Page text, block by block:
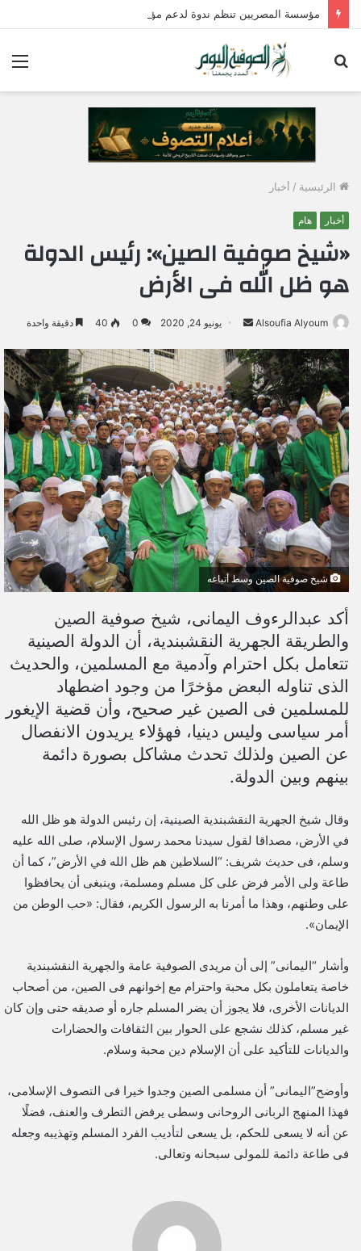
الرئيسية / أخبار
أخبار هام
«شيخ صوفية الصين»: رئيس الدولة
هو ظل الله فى الأرض
Alsoufia Alyoum
س
ل
ب
ر
ي
د
ا
إ
ل
ك
ت
ر
و
ا
يونيو 24, 2020 0
40 دقيقة واحدة
شيخ صوفية الصين وسط أتباعه
أكد عبدالرءوف اليمانى، شيخ صوفية الصين
والطريقة الجهرية النقشبندية، أن الدولة الصينية
تتعامل بكل احترام وآدمية مع المسلمين، والحديث
الذى تناوله البعض مؤخرًا من وجود اضطهاد
للمسلمين فى الصين غير صحيح، وأن قضية الإيغور
أمر سياسى وليس دينيا، فهؤلاء يريدون الانفصال
عن الصين ولذلك تحدث مشاكل بصورة دائمة
بينهم وبين الدولة.
وقال شيخ الجهرية النقشبندية الصينية، إن رئيس الدولة هو ظل الله
في الأرض، مصداقا لقول سيدنا محمد رسول الإسلام، صلى الله عليه
وسلم، فى حديث شريف: “السلاطين هم ظل الله في الأرض”، كما أن
طاعة ولى الأمر فرض على كل مسلم ومسلمة، وينبغى أن يحافظوا
على وطنهم، وهذا ما أمرنا به الرسول الكريم، فقال: «حب الوطن من
الإيمان».
وأشار “اليمانى” إلى أن مريدى الصوفية عامة والجهرية النقشبندية
خاصة يتعاملون بكل محبة واحترام مع إخوانهم فى الصين، من أصحاب
الديانات الأخرى، فلا يجوز أن يضر المسلم جاره أو صديقه حتى وإن كان
غير مسلم، كذلك نشجع على الحوار بين الثقافات والحضارات
والديانات للتأكيد على أن الإسلام دين محبة وسلام.
وأوضح”اليمانى” أن مسلمى الصين وجدوا خيرا فى التصوف الإسلامى،
فهذا المنهج الربانى الروحانى وسطى يرفض التطرف والعنف، فضلًا
عن أنه لا يسعى للحكم، بل يسعى لتأديب الفرد المسلم وتهذيبه وجعله
فى طاعة دائمة للمولى سبحانه وتعالى.